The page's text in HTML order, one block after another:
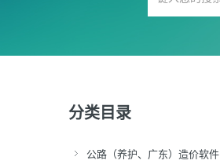
分类目录
公路（养护、广东）造价软件